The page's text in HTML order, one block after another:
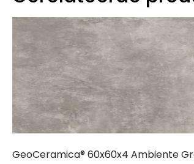
GeoCeramica® 60x60x4 Ambiente